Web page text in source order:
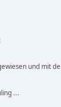
und mit
...